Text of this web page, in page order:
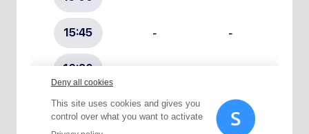
Choisissez votre abonnement :
Alertes Mail
Newsletter Culture